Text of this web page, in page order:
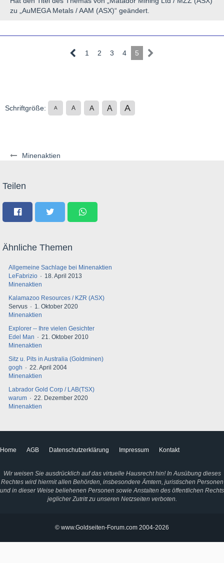
Minenaktien
zu „AuMEGA Metals / AAM (ASX)“ geändert.
1 2 3 4 5
Schriftgröße: A A A A A
Teilen
Ähnliche Themen
Allgemeine Sachlage bei Minenaktien
LeFabrizio
18. April 2013
Minenaktien
Kalamazoo Resources / KZR (ASX)
Servus
1. Oktober 2020
Minenaktien
Explorer -- Ihre vielen Gesichter
Edel Man
21. Oktober 2010
Minenaktien
Sitz u. Pits in Australia (Goldminen)
gogh
22. April 2004
Minenaktien
Labrador Gold Corp / LAB(TSX)
warum
22. Dezember 2020
Minenaktien
Home AGB Datenschutzerklärung Impressum Kontakt
Wir weisen Sie ausdrücklich auf das virtuelle Hausrecht hin! In Ausübung dieses
Rechtes wird hiermit allen Behörden, insbesondere Ämtern, juristischen Personen
und in dieser Weise beliehenen Personen sowie Anstalten des öffentlichen Rechts
jeglicher Zutritt zu unseren Netzseiten verboten.
© www.Goldseiten-Forum.com 2004-2026